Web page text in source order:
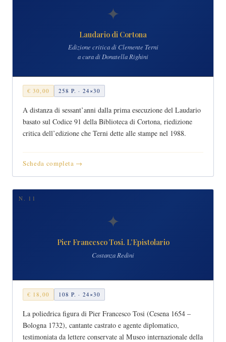
✦
Laudario di Cortona
Edizione critica di Clemente Terni
a cura di Donatella Righini
€ 30,00 258 P. · 24×30
A distanza di sessant’anni dalla prima esecuzione del Laudario
basato sul Codice 91 della Biblioteca di Cortona, riedizione
critica dell’edizione che Terni dette alle stampe nel 1988.
Scheda completa →
N. 11
✦
Pier Francesco Tosi. L’Epistolario
Costanza Redini
€ 18,00 108 P. · 24×30
La poliedrica figura di Pier Francesco Tosi (Cesena 1654 –
Bologna 1732), cantante castrato e agente diplomatico,
testimoniata da lettere conservate al Museo internazionale della